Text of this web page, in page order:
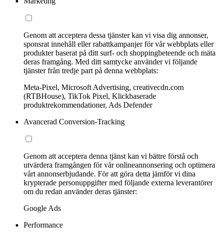
Genom att acceptera dessa tjänster kan vi visa dig annonser,
sponsrat innehåll eller rabattkampanjer för vår webbplats eller
produkter baserat på ditt surf- och shoppingbeteende och mäta
deras framgång. Med ditt samtycke använder vi följande
tjänster från tredje part på denna webbplats:
Meta-Pixel, Microsoft Advertising, creativecdn.com
(RTBHouse), TikTok Pixel, Klickbaserade
produktrekommendationer, Ads Defender
Avancerad Conversion-Tracking
Genom att acceptera denna tjänst kan vi bättre förstå och
utvärdera framgången för vår onlineannonsering och optimera
vårt annonserbjudande. För att göra detta jämför vi dina
krypterade personuppgifter med följande externa leverantörer
om du redan använder deras tjänster:
Google Ads
Performance